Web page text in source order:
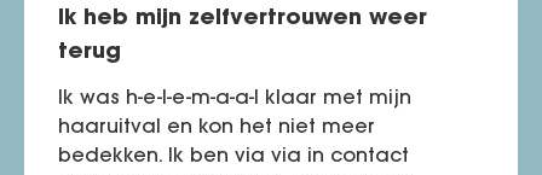
Ik heb mijn zelfvertrouwen weer
terug
Ik was h-e-l-e-m-a-a-l klaar met mijn
haaruitval en kon het niet meer
bedekken. Ik ben via via in contact